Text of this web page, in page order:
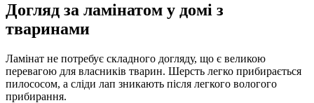
Догляд за ламінатом у домі з
тваринами
Ламінат не потребує складного догляду, що є великою
перевагою для власників тварин. Шерсть легко прибирається
пилососом, а сліди лап зникають після легкого вологого
прибирання.